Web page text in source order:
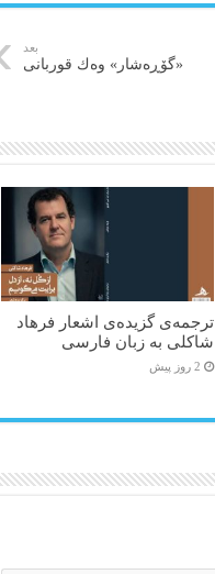
بعد
«گۆڕه‌شار» وه‌ك قوربانی
ترجمه‌ی گزیده‌‌ی اشعار فرهاد
شاکلی به زبان فارسی
2 روز پیش